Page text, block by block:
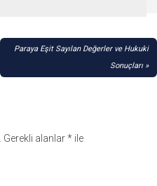
Paraya Eşit Sayılan Değerler ve Hukuki
Sonuçları
Gerekli alanlar* ile